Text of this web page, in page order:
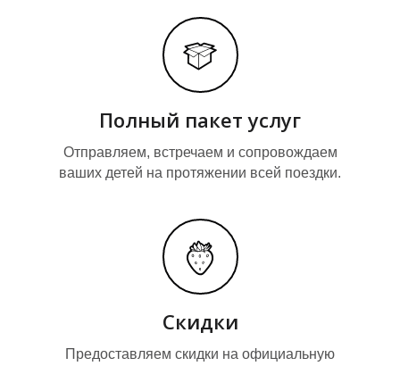
Полный пакет услуг
Отправляем, встречаем и сопровождаем
ваших детей на протяжении всей поездки.
Скидки
Предоставляем скидки на официальную